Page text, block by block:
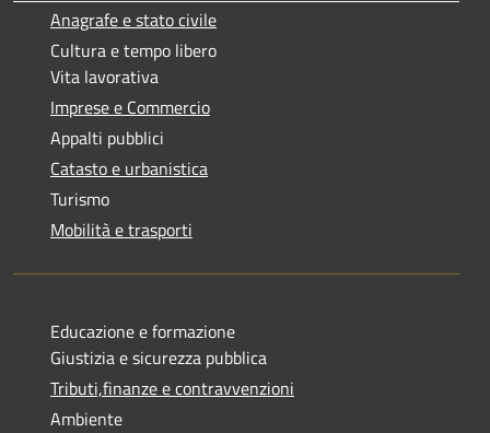
Anagrafe e stato civile
Cultura e tempo libero
Vita lavorativa
Imprese e Commercio
Appalti pubblici
Catasto e urbanistica
Turismo
Mobilità e trasporti
Educazione e formazione
Giustizia e sicurezza pubblica
Tributi,finanze e contravvenzioni
Ambiente